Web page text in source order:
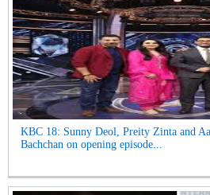
KBC 18: Sunny Deol, Preity Zinta and
Bachchan on opening episode...